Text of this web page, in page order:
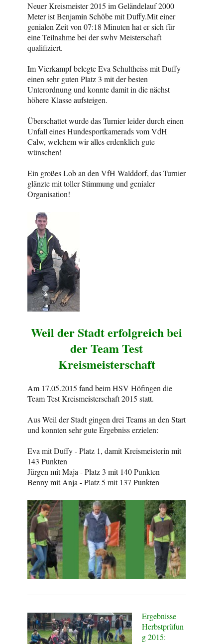
Neuer Kreismeister 2015 im Geländelauf 2000
Meter ist Benjamin Schöbe mit Duffy.Mit einer
genialen Zeit von 07:18 Minuten hat er sich für
eine Teilnahme bei der swhv Meisterschaft
qualifiziert.
Im Vierkampf belegte Eva Schultheiss mit Duffy
einen sehr guten Platz 3 mit der besten
Unterordnung und konnte damit in die nächst
höhere Klasse aufsteigen.
Überschattet wurde das Turnier leider durch einen
Unfall eines Hundesportkamerads vom VdH
Calw, welchem wir alles erdenklich gute
wünschen!
Ein großes Lob an den VfH Walddorf, das Turnier
glänzte mit toller Stimmung und genialer
Organisation!
Weil der Stadt erfolgreich bei
der Team Test
Kreismeisterschaft
Am 17.05.2015 fand beim HSV Höfingen die
Team Test Kreismeisterschaft 2015 statt.
Aus Weil der Stadt gingen drei Teams an den Start
und konnten sehr gute Ergebniss erzielen:
Eva mit Duffy - Platz 1, damit Kreismeisterin mit
143 Punkten
Jürgen mit Maja - Platz 3 mit 140 Punkten
Benny mit Anja - Platz 5 mit 137 Punkten
Ergebnisse
Herbstprüfun
g 2015: